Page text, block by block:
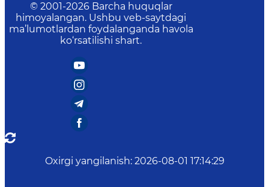
© 2001-2026 Barcha huquqlar
himoyalangan. Ushbu veb-saytdagi
ma’lumotlardan foydalanganda havola
ko‘rsatilishi shart.
Oxirgi yangilanish: 2026-08-01 17:14:29